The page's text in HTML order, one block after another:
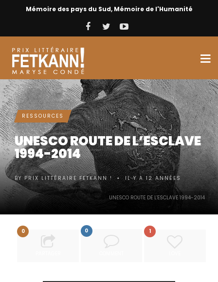
Mémoire des pays du Sud, Mémoire de l'Humanité
UNESCO ROUTE DE L'ESCLAVE 1994-2014
RESSOURCES
UNESCO ROUTE DE L’ESCLAVE
1994-2014
BYPRIX LITTÉRAIRE FETKANN ! •IL Y A 12 ANNÉES
0 0 1